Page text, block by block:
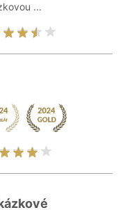
...